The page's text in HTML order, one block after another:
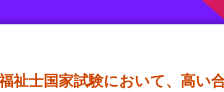
祉士国家試験において、高い